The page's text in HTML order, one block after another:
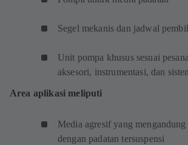
Segel mekanis dan jadwal
Unit pompa khusus sesuai
aksesori, instrumentasi, dan
Area aplikasi meliputi
Media agresif yang
dengan padatan tersuspensi